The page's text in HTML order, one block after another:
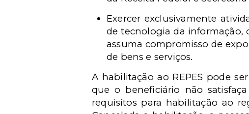
Exercer exclusivamente
de tecnologia da informação,
assuma compromisso de
de bens e serviços.
A habilitação ao REPES pode
que o beneficiário não
requisitos para habilitação ao